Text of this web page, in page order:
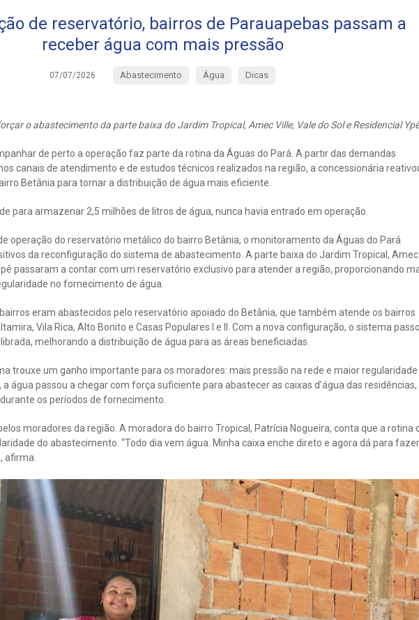
de reservatório, bairros de Parauapebas passam a
receber água com mais pressão
07/07/2026 Abastecimento Água Dicas
o abastecimento da parte baixa do Jardim Tropical, Amec Ville, Vale do Sol e Residencial
de perto a operação faz parte da rotina da Águas do Pará. A partir das demandas
canais de atendimento e de estudos técnicos realizados na região, a concessionária
Betânia para tornar a distribuição de água mais eficiente.
para armazenar 2,5 milhões de litros de água, nunca havia entrado em operação.
operação do reservatório metálico do bairro Betânia, o monitoramento da Águas do Pará
da reconfiguração do sistema de abastecimento. A parte baixa do Jardim Tropical, Amec
passaram a contar com um reservatório exclusivo para atender a região, proporcionando
no fornecimento de água.
eram abastecidos pelo reservatório apoiado do Betânia, que também atende os bairros
Vila Rica, Alto Bonito e Casas Populares I e II. Com a nova configuração, o sistema
melhorando a distribuição de água para as áreas beneficiadas.
trouxe um ganho importante para os moradores: mais pressão na rede e maior regularidade
água passou a chegar com força suficiente para abastecer as caixas d’água das residências,
os períodos de fornecimento.
moradores da região. A moradora do bairro Tropical, Patrícia Nogueira, conta que a rotina
do abastecimento. “Todo dia vem água. Minha caixa enche direto e agora dá para
afirma.